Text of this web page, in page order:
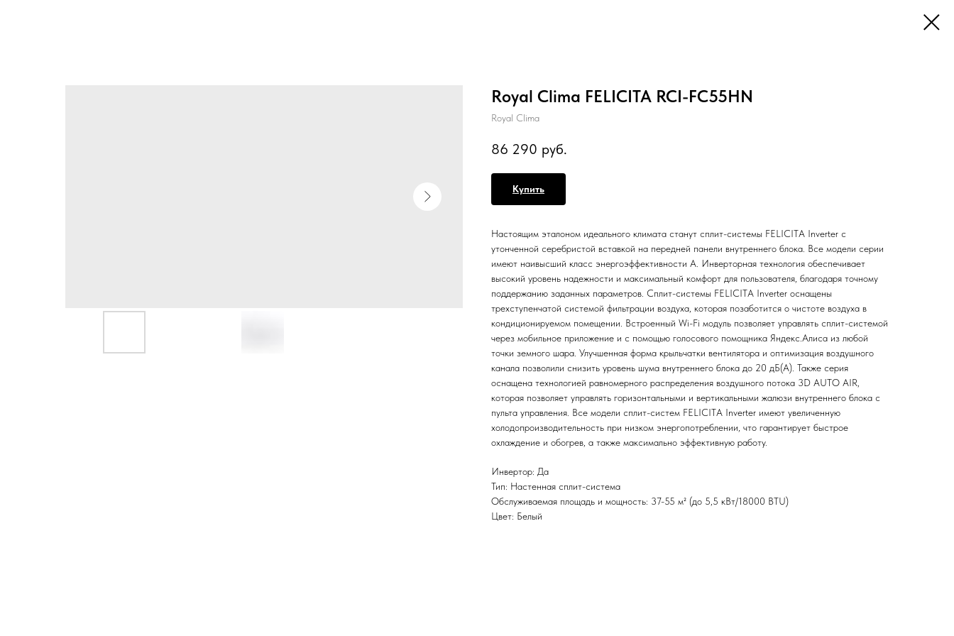
Royal Clima FELICITA RCI-FC55HN
Royal Clima
86 290 руб.
Купить
Настоящим эталоном идеального климата станут сплит-системы FELICITA Inverter с
утонченной серебристой вставкой на передней панели внутреннего блока. Все модели серии
имеют наивысший класс энергоэффективности А. Инверторная технология обеспечивает
высокий уровень надежности и максимальный комфорт для пользователя, благодаря точному
поддержанию заданных параметров. Сплит-системы FELICITA Inverter оснащены
трехступенчатой системой фильтрации воздуха, которая позаботится о чистоте воздуха в
кондиционируемом помещении. Встроенный Wi-Fi модуль позволяет управлять сплит-системой
через мобильное приложение и с помощью голосового помощника Яндекс.Алиса из любой
точки земного шара. Улучшенная форма крыльчатки вентилятора и оптимизация воздушного
канала позволили снизить уровень шума внутреннего блока до 20 дБ(А). Также серия
оснащена технологией равномерного распределения воздушного потока 3D AUTO AIR,
которая позволяет управлять горизонтальными и вертикальными жалюзи внутреннего блока с
пульта управления. Все модели сплит-систем FELICITA Inverter имеют увеличенную
холодопроизводительность при низком энергопотреблении, что гарантирует быстрое
охлаждение и обогрев, а также максимально эффективную работу.
Инвертор: Да
Тип: Настенная сплит-система
Обслуживаемая площадь и мощность: 37-55 м² (до 5,5 кВт/18000 BTU)
Цвет: Белый